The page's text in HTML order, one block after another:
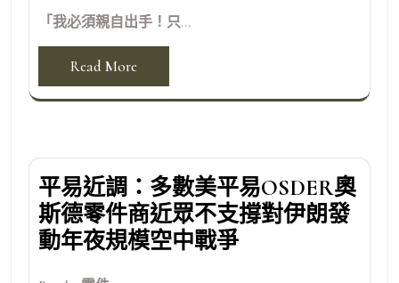
「我必須親自出手！只...
Read More
平易近調：多數美平易OSDER奧
斯德零件商近眾不支撐對伊朗發
動年夜規模空中戰爭